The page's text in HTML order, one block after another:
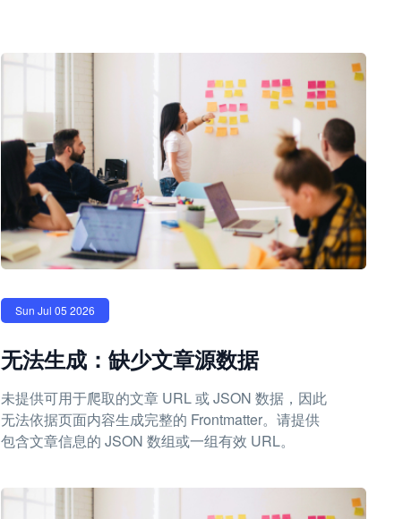
Sun Jul 05 2026
无法生成：缺少文章源数据
未提供可用于爬取的文章 URL 或 JSON 数据，因此
无法依据页面内容生成完整的 Frontmatter。请提供
包含文章信息的 JSON 数组或一组有效 URL。